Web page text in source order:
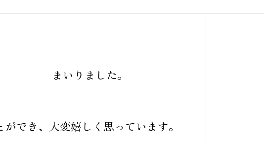
って まいりました。
でき、大変嬉しく思っています。